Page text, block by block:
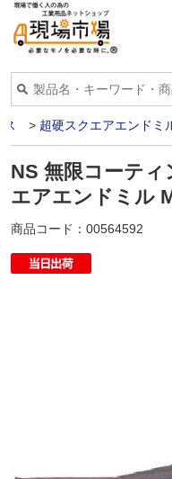
> 超硬スクエアエンドミ
NS 無限コーテ
エアエンドミル
商品コード： 00564592